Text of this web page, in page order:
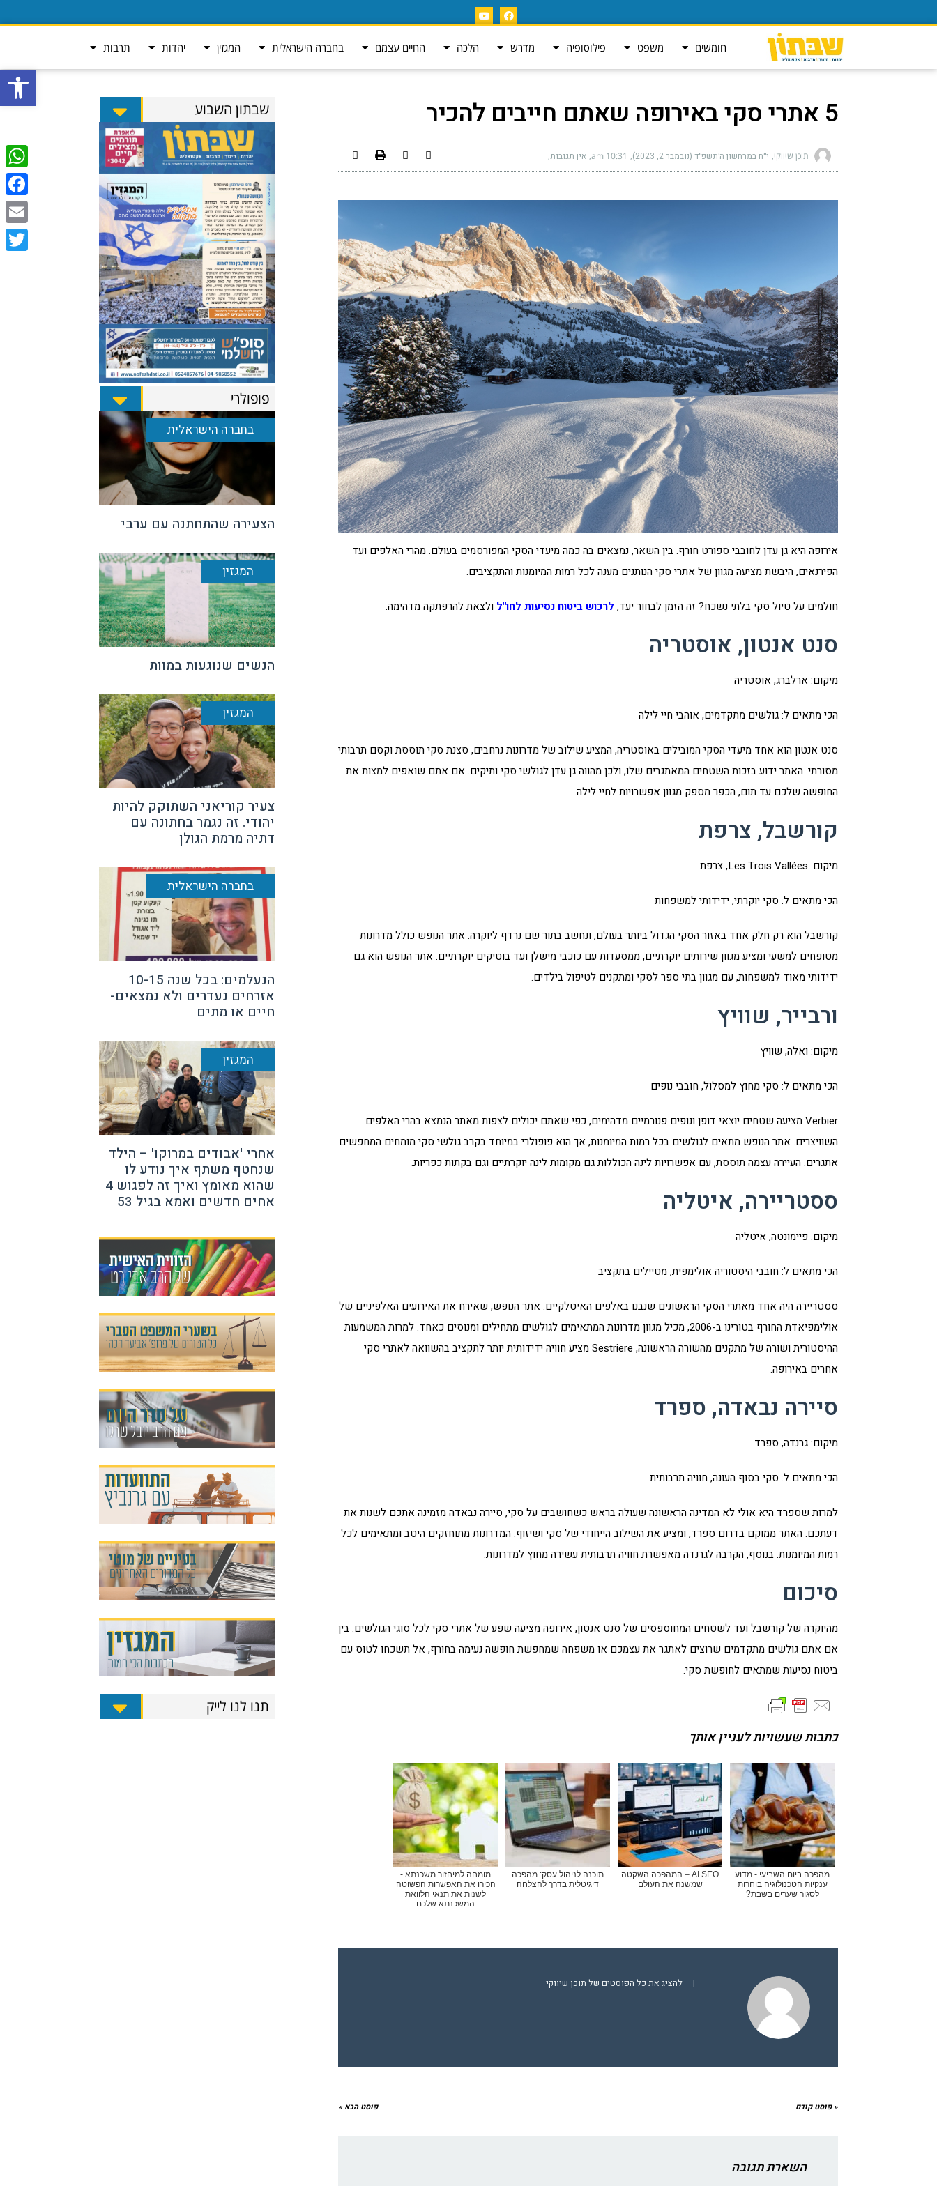
פתח
חומשים משפט פילוסופיה מדרש הלכה החיים עצמם בחברה הישראלית המגזין יהדות תרבות
5 אתרי סקי באירופה שאתם חייבים להכיר
תוכן שיווקי י״ח במרחשון ה׳תשפ״ד (נובמבר 2, 2023) 10:31 am אין תגובות
אירופה היא גן עדן לחובבי ספורט חורף. בין השאר, נמצאים בה כמה מיעדי הסקי המפורסמים בעולם. מהרי האלפים ועד
הפירנאים, היבשת מציעה מגוון של אתרי סקי הנותנים מענה לכל רמות המיומנות והתקציבים.
חולמים על טיול סקי בלתי נשכח? זה הזמן לבחור יעד, לרכוש ביטוח נסיעות לחו"ל ולצאת להרפתקה מדהימה.
סנט אנטון, אוסטריה
מיקום: ארלברג, אוסטריה
הכי מתאים ל: גולשים מתקדמים, אוהבי חיי לילה
סנט אנטון הוא אחד מיעדי הסקי המובילים באוסטריה, המציע שילוב של מדרונות נרחבים, סצנת סקי תוססת וקסם תרבותי
מסורתי. האתר ידוע בזכות השטחים המאתגרים שלו, ולכן מהווה גן עדן לגולשי סקי ותיקים. אם אתם שואפים למצות את
החופשה שלכם עד תום, הכפר מספק מגוון אפשרויות לחיי לילה.
קורשבל, צרפת
מיקום: Les Trois Vallées, צרפת
הכי מתאים ל: סקי יוקרתי, ידידותי למשפחות
קורשבל הוא רק חלק אחד באזור הסקי הגדול ביותר בעולם, ונחשב בתור שם נרדף ליוקרה. אתר הנופש כולל מדרונות
מטופחים למשעי ומציע מגוון שירותים יוקרתיים, ממסעדות עם כוכבי מישלן ועד בוטיקים יוקרתיים. אתר הנופש הוא גם
ידידותי מאוד למשפחות, עם מגוון בתי ספר לסקי ומתקנים לטיפול בילדים.
ורבייר, שוויץ
מיקום: ואלה, שוויץ
הכי מתאים ל: סקי מחוץ למסלול, חובבי נופים
Verbier מציעה שטחים יוצאי דופן ונופים פנורמיים מדהימים, כפי שאתם יכולים לצפות מאתר הנמצא בהרי האלפים
השוויצרים. אתר הנופש מתאים לגולשים בכל רמות המיומנות, אך הוא פופולרי במיוחד בקרב גולשי סקי מומחים המחפשים
אתגרים. העיירה עצמה תוססת, עם אפשרויות לינה הכוללות גם מקומות לינה יוקרתיים וגם בקתות כפריות.
ססטריירה, איטליה
מיקום: פיימונטה, איטליה
הכי מתאים ל: חובבי היסטוריה אולימפית, מטיילים בתקציב
ססטריירה היה אחד מאתרי הסקי הראשונים שנבנו באלפים האיטלקיים. אתר הנופש, שאירח את האירועים האלפיניים של
אולימפיאדת החורף בטורינו ב-2006, מכיל מגוון מדרונות המתאימים לגולשים מתחילים ומנוסים כאחד. למרות המשמעות
ההיסטורית ושורה של מתקנים מהשורה הראשונה, Sestriere מציע חוויה ידידותית יותר לתקציב בהשוואה לאתרי סקי
אחרים באירופה.
סיירה נבאדה, ספרד
מיקום: גרנדה, ספרד
הכי מתאים ל: סקי בסוף העונה, חוויה תרבותית
למרות שספרד היא אולי לא המדינה הראשונה שעולה בראש כשחושבים על סקי, סיירה נבאדה מזמינה אתכם לשנות את
דעתכם. האתר ממוקם בדרום ספרד, ומציע את השילוב הייחודי של סקי ושיזוף. המדרונות מתוחזקים היטב ומתאימים לכל
רמות המיומנות. בנוסף, הקרבה לגרנדה מאפשרת חוויה תרבותית עשירה מחוץ למדרונות.
סיכום
מהיוקרה של קורשבל ועד לשטחים המחוספסים של סנט אנטון, אירופה מציעה שפע של אתרי סקי לכל סוגי הגולשים. בין
אם אתם גולשים מתקדמים שרוצים לאתגר את עצמכם או משפחה שמחפשת חופשה נעימה בחורף, אל תשכחו לטוס עם
ביטוח נסיעות שמתאים לחופשת סקי.
כתבות שעשויות לעניין אותך
מהפכה ביום השביעי - מדוע
ענקיות הטכנולוגיה בוחרות
לסגור שערים בשבת?
AI SEO – המהפכה השקטה
שמשנה את העולם
תוכנה לניהול עסק: מהפכה
דיגיטלית בדרך להצלחה
מומחה למיחזור משכנתא -
הכירו את האפשרות הפשוטה
לשנות את תנאי הלוואת
המשכנתא שלכם
| להציג את כל הפוסטים של תוכן שיווקי
« פוסט קודם פוסט הבא »
השארת תגובה
שבתון השבוע
פופולרי
בחברה הישראלית
הצעירה שהתחתנה עם ערבי
המגזין
הנשים שנוגעות במוות
המגזין
צעיר קוריאני השתוקק להיות
יהודי. זה נגמר בחתונה עם
דתיה מרמת הגולן
בחברה הישראלית
הנעלמים: בכל שנה 10-15
אזרחים נעדרים ולא נמצאים-
חיים או מתים
המגזין
אחרי 'אבודים במרוקו' – הילד
שנחטף משתף איך נודע לו
שהוא מאומץ ואיך זה לפגוש 4
אחים חדשים ואמא בגיל 53
תנו לנו לייק
Email